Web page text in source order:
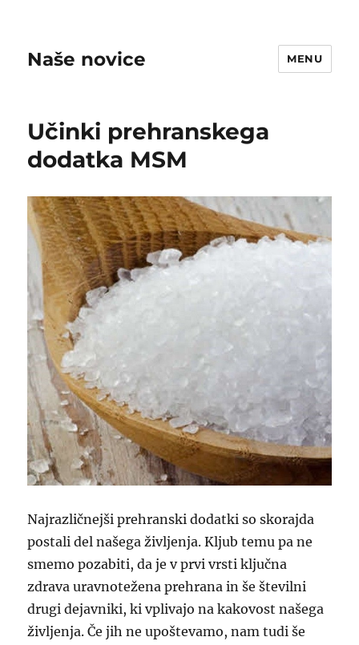
Naše novice MENU
Učinki prehranskega
dodatka MSM
Najrazličnejši prehranski dodatki so skorajda
postali del našega življenja. Kljub temu pa ne
smemo pozabiti, da je v prvi vrsti ključna
zdrava uravnotežena prehrana in še številni
drugi dejavniki, ki vplivajo na kakovost našega
življenja. Če jih ne upoštevamo, nam tudi še